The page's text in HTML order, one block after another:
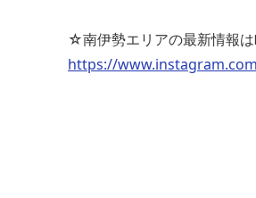
☆南伊勢エリアの最新情報
https://